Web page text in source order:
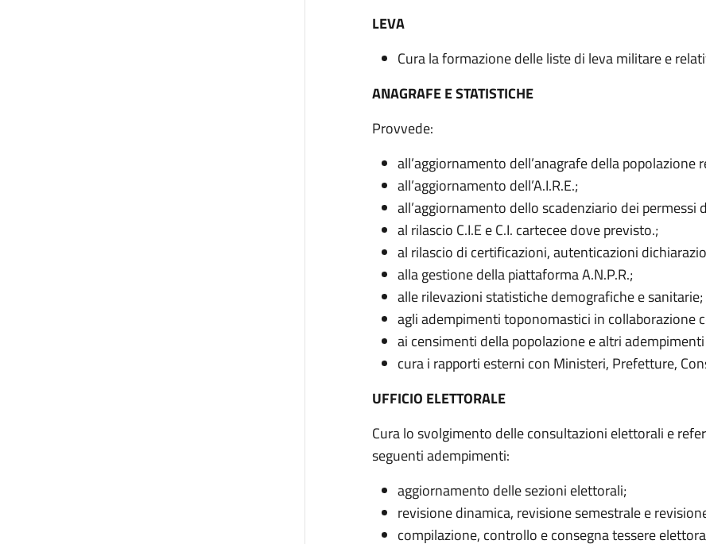
LEVA
Cura la formazione delle liste di leva militare e
ANAGRAFE E STATISTICHE
Provvede:
all’aggiornamento dell’anagrafe della popolazione
all’aggiornamento dell’A.I.R.E.;
all’aggiornamento dello scadenziario dei permessi
al rilascio C.I.E e C.I. cartecee dove previsto.;
al rilascio di certificazioni, autenticazioni
alla gestione della piattaforma A.N.P.R.;
alle rilevazioni statistiche demografiche e sanitarie;
agli adempimenti toponomastici in collaborazione
ai censimenti della popolazione e altri adempimenti
cura i rapporti esterni con Ministeri, Prefetture,
UFFICIO ELETTORALE
Cura lo svolgimento delle consultazioni elettorali e
seguenti adempimenti:
aggiornamento delle sezioni elettorali;
revisione dinamica, revisione semestrale e
compilazione, controllo e consegna tessere